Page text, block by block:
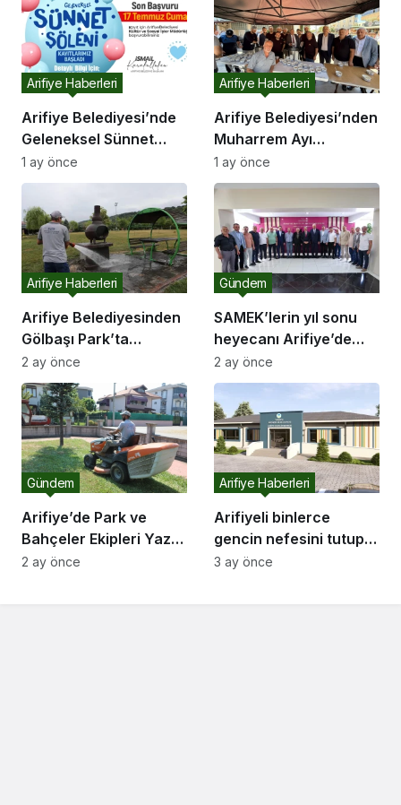
Arifiye Belediyesi’nde
Geleneksel Sünnet
Organizasyonu İçin
Kayıtlar Başladı
Arifiye Haberleri
1 ay önce
Arifiye Belediyesi’nden
Muharrem Ayı
Dolayısıyla Aşure
İkramı
Arifiye Haberleri
1 ay önce
Arifiye Belediyesinden
Gölbaşı Park’ta
Temizlik Çalışması
Arifiye Haberleri
2 ay önce
SAMEK’lerin yıl sonu
heyecanı Arifiye’de
devam edecek
Gündem
2 ay önce
Arifiye’de Park ve
Bahçeler Ekipleri Yaz
Mesaisine Hız Verdi
Gündem
2 ay önce
Arifiyeli binlerce
gencin nefesini tutup
beklediği projede sona
Arifiye Haberleri
3 ay önce